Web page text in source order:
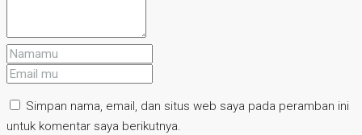
Simpan nama, email, dan situs web saya pada peramban ini
untuk komentar saya berikutnya.